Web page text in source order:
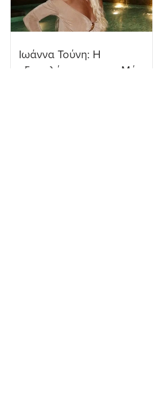
Ιωάννα Τούνη: Η
εξομολόγηση για τη Μύκονο